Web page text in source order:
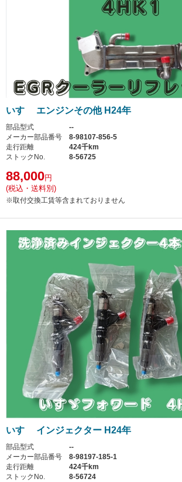
いすゞ エンジンその他 H24年
部品型式
--
メーカー部品番号
8-98107-856-5
走行距離
424千km
ストックNo.
8-56725
88,000円
(税込・送料別)
※取付交換工賃等含まれておりません
いすゞ インジェクター H24年
部品型式
--
メーカー部品番号
8-98197-185-1
走行距離
424千km
ストックNo.
8-56724